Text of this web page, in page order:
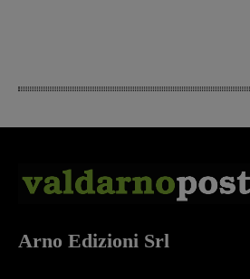
Arno Edizioni Srl